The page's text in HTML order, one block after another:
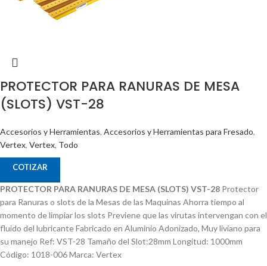
PROTECTOR PARA RANURAS DE MESA
(SLOTS) VST-28
Accesorios y Herramientas, Accesorios y Herramientas para Fresado,
Vertex, Vertex, Todo
COTIZAR
PROTECTOR PARA RANURAS DE MESA (SLOTS) VST-28 Protector
para Ranuras o slots de la Mesas de las Maquinas Ahorra tiempo al
momento de limpiar los slots Previene que las virutas intervengan con el
fluido del lubricante Fabricado en Aluminio Adonizado, Muy liviano para
su manejo Ref: VST-28 Tamaño del Slot:28mm Longitud: 1000mm
Código: 1018-006 Marca: Vertex